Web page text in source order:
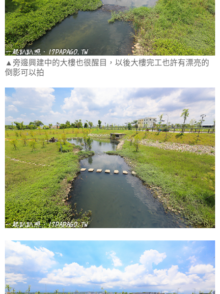
▲旁邊興建中的大樓也很醒目，以後大樓完工也許有漂亮的
倒影可以拍